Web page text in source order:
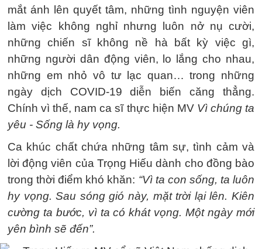
mắt ánh lên quyết tâm, những tình nguyện viên
làm việc không nghỉ nhưng luôn nở nụ cười,
những chiến sĩ không nề hà bất kỳ việc gì,
những người dân động viên, lo lắng cho nhau,
những em nhỏ vô tư lạc quan… trong những
ngày dịch COVID-19 diễn biến căng thẳng.
Chính vì thế, nam ca sĩ thực hiện MVVì chúng ta
yêu - Sống là hy vọng.
Ca khúc chất chứa những tâm sự, tình cảm và
lời động viên của Trọng Hiếu dành cho đồng bào
trong thời điểm khó khăn: “Vì ta con sống, ta luôn
hy vọng. Sau sóng gió này, mặt trời lại lên. Kiên
cường ta bước, vì ta có khát vọng. Một ngày mới
yên bình sẽ đến”.